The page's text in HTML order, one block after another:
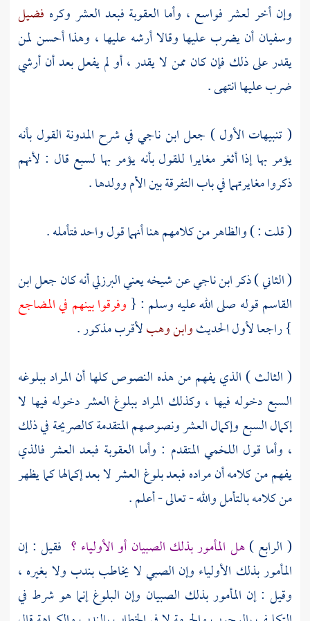
وإن أخر لعشر فواسع ، وأما العقوبة فبعد العشر وكره فضيل
وسفيان أن يضرب عليها وقالا أرشه عليها ، وهذا أحسن لمن
يقدر على ذلك فإن كان ممن لا يقدر ، أو لم يفعل بعد أن أرشي
ضرب عليها انتهى .
( تنبيهات الأول ) جعلابن ناجيفي شرح المدونة القول بأنه
يؤمر بها إذا أثغر مغايرا للقول بأنه يؤمر بها لسبع قال : لأنهم
ذكروا مغايرتهما في باب التفرقة بين الأم وولدها .
( قلت : ) والظاهر من كلامهم هنا أنهما قول واحد فتأمله .
( الثاني ) ذكرابن ناجيعن شيخه يعنيالبرزليأنه كان جعلابن
القاسمقوله صلى الله عليه وسلم : { وفرقوا بينهم في المضاجع
} راجعا لأول الحديثوابن وهبلأقرب مذكور .
( الثالث ) الذي يفهم من هذه النصوص كلها أن المراد ببلوغه
السبع دخوله فيها ، وكذلك المراد ببلوغ العشر دخوله فيها لا
إكمال السبع وإكمال العشر ونصوصهم المتقدمة كالصريحة في ذلك
، وأما قول اللخمي المتقدم : وأما العقوبة فبعد العشر فالذي
يفهم من كلامه أن مراده فبعد بلوغ العشر لا بعد إكمالها كما يظهر
من كلامه بالتأمل والله - تعالى - أعلم .
( الرابع )هل المأمور بذلك الصبيان أو الأولياء ؟ فقيل : إن
المأمور بذلك الأولياء وإن الصبي لا يخاطب بندب ولا بغيره ،
وقيل : إن المأمور بذلك الصبيان وإن البلوغ إنما هو شرط في